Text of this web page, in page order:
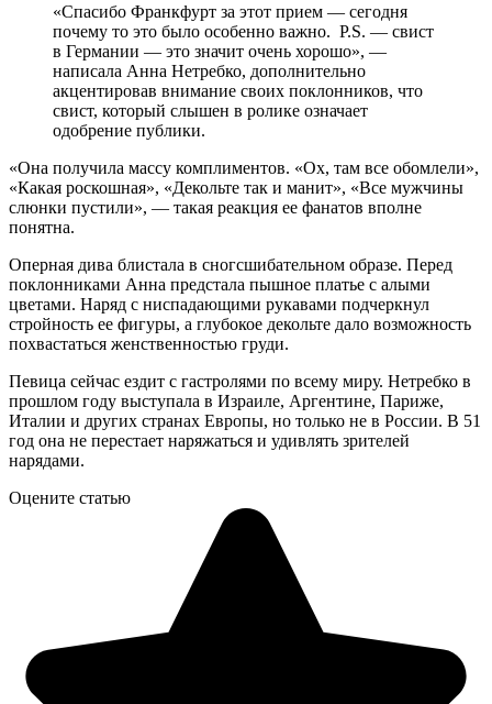
«Спасибо Франкфурт за этот прием — сегодня
почему то это было особенно важно. P.S. — свист
в Германии — это значит очень хорошо», —
написала Анна Нетребко, дополнительно
акцентировав внимание своих поклонников, что
свист, который слышен в ролике означает
одобрение публики.
«Она получила массу комплиментов. «Ох, там все обомлели»,
«Какая роскошная», «Декольте так и манит», «Все мужчины
слюнки пустили», — такая реакция ее фанатов вполне
понятна.
Оперная дива блистала в сногсшибательном образе. Перед
поклонниками Анна предстала пышное платье с алыми
цветами. Наряд с ниспадающими рукавами подчеркнул
стройность ее фигуры, а глубокое декольте дало возможность
похвастаться женственностью груди.
Певица сейчас ездит с гастролями по всему миру. Нетребко в
прошлом году выступала в Израиле, Аргентине, Париже,
Италии и других странах Европы, но только не в России. В 51
год она не перестает наряжаться и удивлять зрителей
нарядами.
Оцените статью